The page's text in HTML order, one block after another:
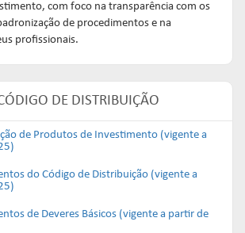
com foco na transparência com os
de procedimentos e na
profissionais.
DE DISTRIBUIÇÃO
de Produtos de Investimento (vigente a
do Código de Distribuição (vigente a
de Deveres Básicos (vigente a partir de